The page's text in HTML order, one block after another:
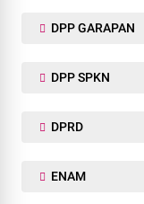
DPP GARAPAN
DPP SPKN
DPRD
ENAM